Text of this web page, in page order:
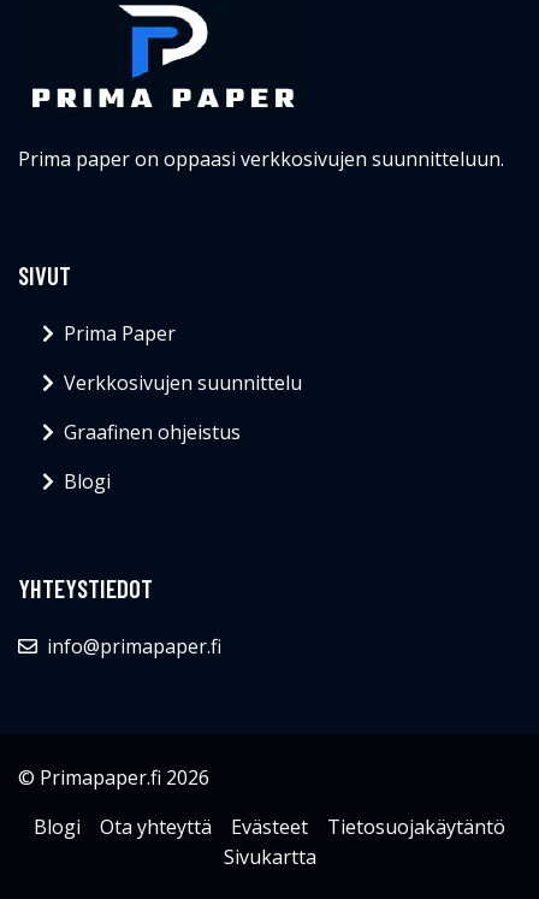
Prima paper on oppaasi verkkosivujen suunnitteluun.
SIVUT
Prima Paper
Verkkosivujen suunnittelu
Graafinen ohjeistus
Blogi
YHTEYSTIEDOT
info@primapaper.fi
© Primapaper.fi 2026
Blogi
Ota yhteyttä Evästeet
Tietosuojakäytäntö
Sivukartta